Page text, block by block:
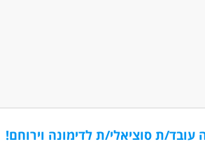
ת סוציאלי/ת לדימונה וירוחם!